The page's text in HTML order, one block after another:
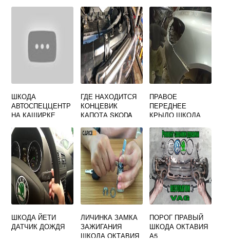
ШКОДА
АВТОСПЕЦЦЕНТР
НА КАШИРКЕ
ГДЕ НАХОДИТСЯ
КОНЦЕВИК
КАПОТА SKODA
ПРАВОЕ
ПЕРЕДНЕЕ
КРЫЛО ШКОДА
ШКОДА ЙЕТИ
ДАТЧИК ДОЖДЯ
ЛИЧИНКА ЗАМКА
ЗАЖИГАНИЯ
ШКОДА ОКТАВИЯ
ПОРОГ ПРАВЫЙ
ШКОДА ОКТАВИЯ
А5